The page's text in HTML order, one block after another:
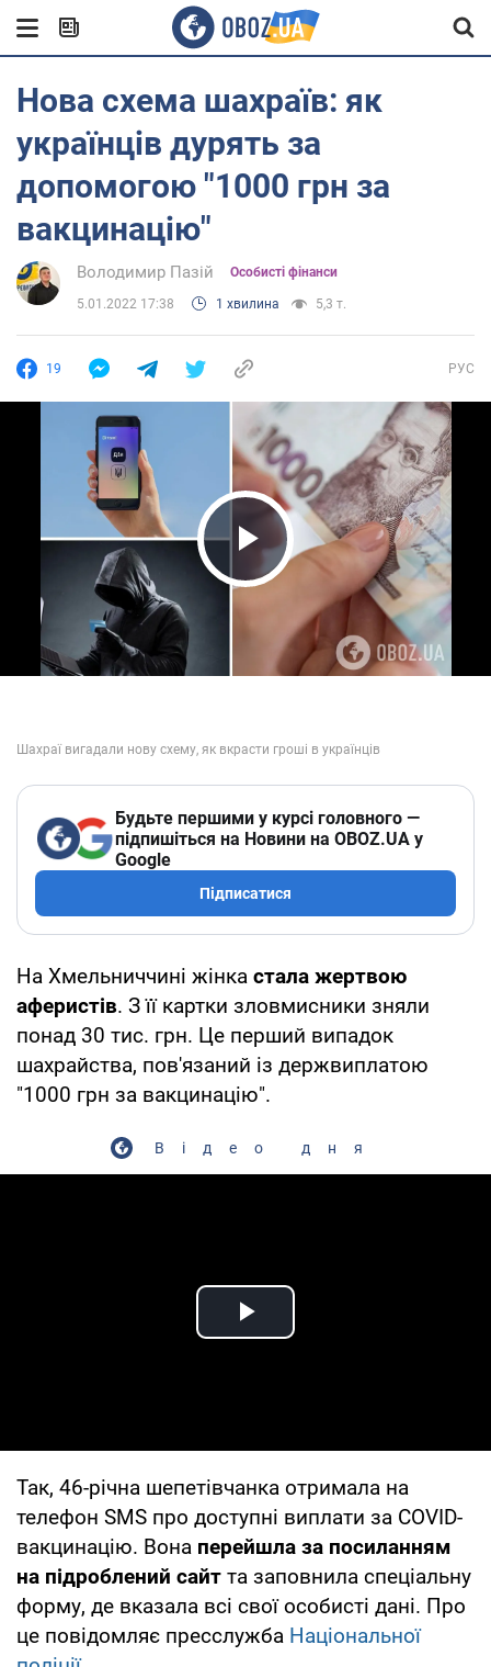
Нова схема шахраїв: як
українців дурять за
допомогою "1000 грн за
вакцинацію"
Володимир Пазій Особисті фінанси
5.01.2022 17:38 1 хвилина 5,3 т.
19 РУС
Play Video
Будьте першими у курсі головного —
підпишіться на Новини на OBOZ.UA у
Google
Підписатися
На Хмельниччині жінка стала жертвою
аферистів. З її картки зловмисники зняли
понад 30 тис. грн. Це перший випадок
шахрайства, пов'язаний із держвиплатою
"1000 грн за вакцинацію".
Відео дня
Play Video
Так, 46-річна шепетівчанка отримала на
телефон SMS про доступні виплати за COVID-
вакцинацію. Вона перейшла за посиланням
на підроблений сайт та заповнила спеціальну
форму, де вказала всі свої особисті дані. Про
це повідомляє пресслужба Національної